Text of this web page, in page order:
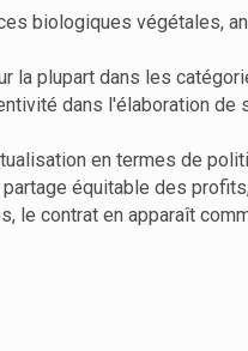
biologiques végétales,
la plupart dans les
dans l'élaboration de
en termes de
équitable des
le contrat en apparaît